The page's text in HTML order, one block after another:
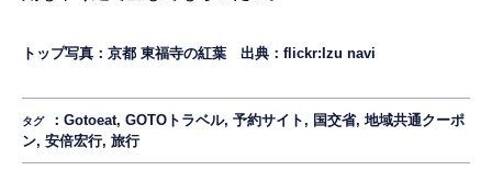
トップ写真：京都 東福寺の紅葉 出典：flickr: Izu navi
タグ ：Gotoeat,GOTOトラベル,予約サイト , 国交省,地域共通クーポ
ン,安倍宏行,旅行